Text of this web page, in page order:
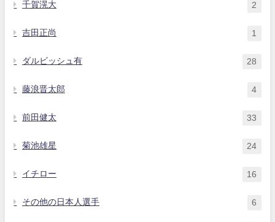
千賀滉大 2
吉田正尚 1
ダルビッシュ有 28
藤浪晋太郎 4
前田健太 33
菊池雄星 24
イチロー 16
その他の日本人選手 6